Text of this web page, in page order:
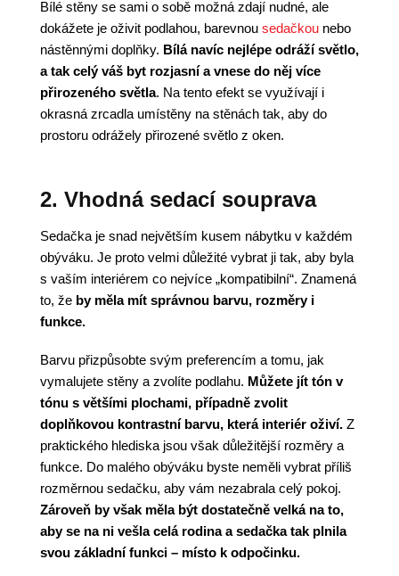
Bílé stěny se sami o sobě možná zdají nudné, ale
dokážete je oživit podlahou, barevnou sedačkou nebo
nástěnnými doplňky. Bílá navíc nejlépe odráží světlo,
a tak celý váš byt rozjasní a vnese do něj více
přirozeného světla. Na tento efekt se využívají i
okrasná zrcadla umístěny na stěnách tak, aby do
prostoru odrážely přirozené světlo z oken.
2. Vhodná sedací souprava
Sedačka je snad největším kusem nábytku v každém
obýváku. Je proto velmi důležité vybrat ji tak, aby byla
s vaším interiérem co nejvíce „kompatibilní“. Znamená
to, že by měla mít správnou barvu, rozměry i
funkce.
Barvu přizpůsobte svým preferencím a tomu, jak
vymalujete stěny a zvolíte podlahu. Můžete jít tón v
tónu s většími plochami, případně zvolit
doplňkovou kontrastní barvu, která interiér oživí. Z
praktického hlediska jsou však důležitější rozměry a
funkce. Do malého obýváku byste neměli vybrat příliš
rozměrnou sedačku, aby vám nezabrala celý pokoj.
Zároveň by však měla být dostatečně velká na to,
aby se na ni vešla celá rodina a sedačka tak plnila
svou základní funkci – místo k odpočinku.